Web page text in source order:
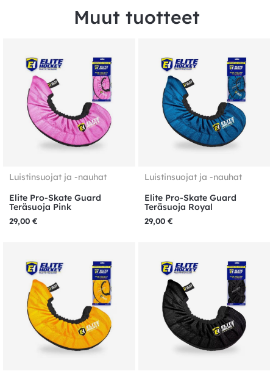
Muut tuotteet
Luistinsuojat ja -nauhat
Elite Pro-Skate Guard
Teräsuoja Pink
29,00 €
Luistinsuojat ja -nauhat
Elite Pro-Skate Guard
Teräsuoja Royal
29,00 €